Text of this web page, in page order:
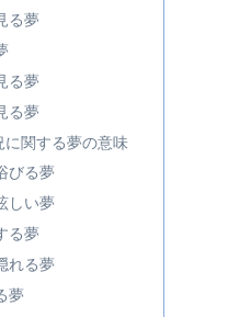
る夢
る夢
る夢
に関する夢の意味
びる夢
しい夢
る夢
れる夢
夢